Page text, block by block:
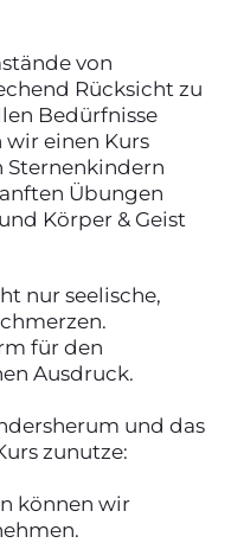
von
Rücksicht zu
Bedürfnisse
wir einen Kurs
Übungen
Körper & Geist
nur seelische,
für den
Ausdruck.
und das
zunutze:
können wir